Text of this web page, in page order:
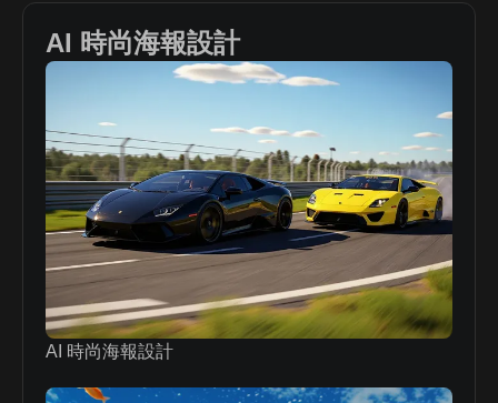
AI 時尚海報設計
AI 時尚海報設計